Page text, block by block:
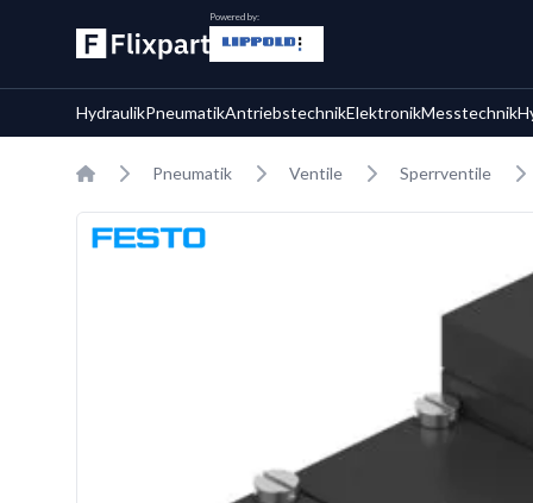
Powered by:
HydraulikPneumatikAntriebstechnikElektronikMesstechnik
Home Pneumatik Ventile Sperrventile